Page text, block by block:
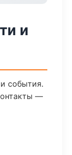
и
события.
—